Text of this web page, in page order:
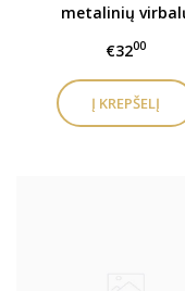
metalinių
€3200